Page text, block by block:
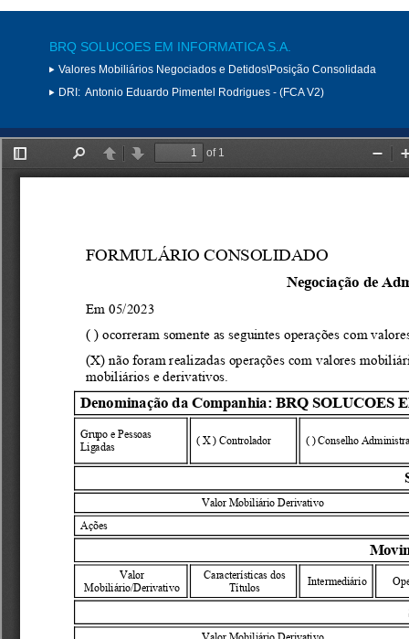
BRQ SOLUCOES EM INFORMATICA S.A.
Valores Mobiliários Negociados e Detidos\Posição Consolidada
DRI: Antonio Eduardo Pimentel Rodrigues - (FCA V2)